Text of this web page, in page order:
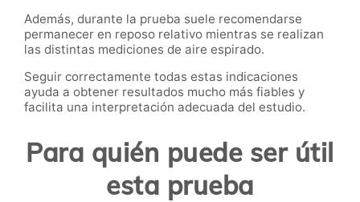
Además, durante la prueba suele recomendarse
permanecer en reposo relativo mientras se realizan
las distintas mediciones de aire espirado.
Seguir correctamente todas estas indicaciones
ayuda a obtener resultados mucho más fiables y
facilita una interpretación adecuada del estudio.
Para quién puede ser útil
esta prueba